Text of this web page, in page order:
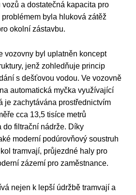
a dostatečná kapacita pro
byla hluková zátěž
okolní zástavbu.
vozovny byl uplatněn koncept
jenž zohledňuje princip
s dešťovou vodou. Ve vozovně
automatická myčka využívající
je zachytávána prostřednictvím
cca 13,5 tisíce metrů
do filtrační nádrže. Díky
moderní podúrovňový soustruh
tramvají, průjezdné haly pro
zázemí pro zaměstnance.
nejen k lepší údržbě tramvají a